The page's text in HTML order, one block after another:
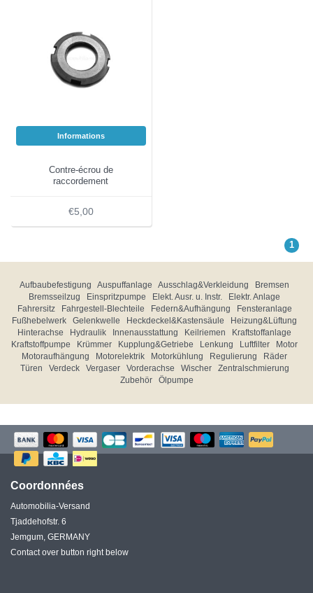
Informations
Contre-écrou de
raccordement
€5,00
1
Aufbaubefestigung Auspuffanlage Ausschlag&Verkleidung
Bremsen
Bremsseilzug
Einspritzpumpe Elekt. Ausr. u. Instr.
Elektr. Anlage
Fahrersitz
Fahrgestell-Blechteile Federn&Aufhängung
Fensteranlage
Fußhebelwerk
Gelenkwelle Heckdeckel&Kastensäule
Heizung&Lüftung
Hinterachse
Hydraulik Innenausstattung Keilriemen
Kraftstoffanlage
Kraftstoffpumpe
Krümmer Kupplung&Getriebe Lenkung Luftfilter
Motor
Motoraufhängung
Motorelektrik Motorkühlung Regulierung
Räder
Türen
Verdeck Vergaser Vorderachse Wischer
Zentralschmierung
Zubehör
Ölpumpe
Coordonnées
Automobilia-Versand
Tjaddehofstr. 6
Jemgum, GERMANY
Contact over button right below